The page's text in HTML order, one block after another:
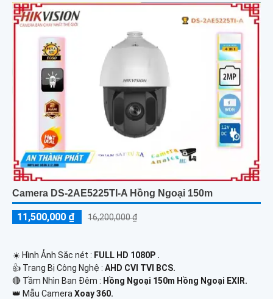
Camera DS-2AE5225TI-A Hồng Ngoại 150m
11,500,000 ₫ 16,200,000 ₫
☀️ Hình Ảnh Sắc nét : FULL HD 1080P .
👍 Trang Bị Công Nghệ : AHD CVI TVI BCS.
🔴 Tầm Nhìn Ban Đêm : Hồng Ngoại 150m Hồng Ngoại EXIR.
👑 Mẫu Camera Xoay 360.